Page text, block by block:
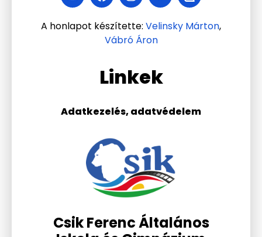
Csik Ferenc Általános
Linkek
Adatkezelés, adatvédelem
A honlapot készítette: Velinsky Márton,
Vábró Áron